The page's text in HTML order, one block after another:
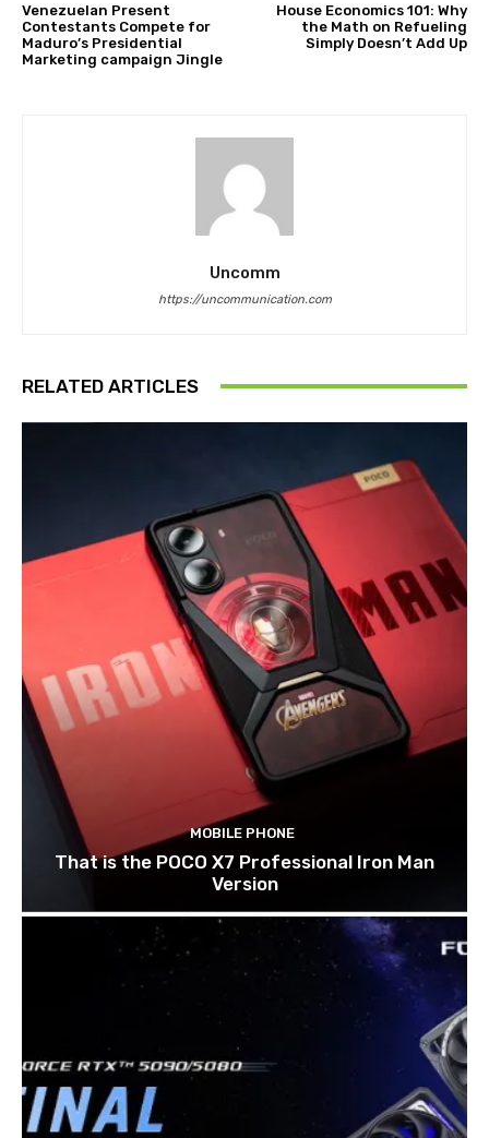
Venezuelan Present
Contestants Compete for
Maduro’s Presidential
Marketing campaign Jingle
House Economics 101: Why
the Math on Refueling
Simply Doesn’t Add Up
Uncomm
https://uncommunication.com
RELATED ARTICLES
MOBILE PHONE
That is the POCO X7 Professional Iron Man
Version